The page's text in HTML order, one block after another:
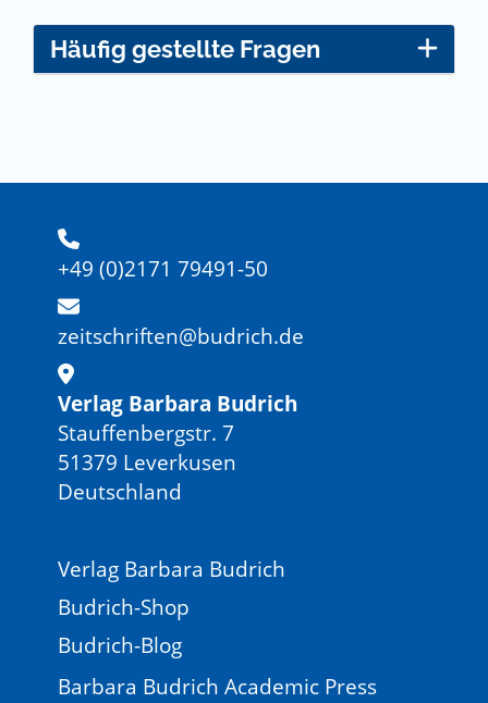
Häufig gestellte Fragen
+49 (0)2171 79491-50
zeitschriften@budrich.de
Verlag Barbara Budrich
Stauffenbergstr. 7
51379 Leverkusen
Deutschland
Verlag Barbara Budrich
Budrich-Shop
Budrich-Blog
Barbara Budrich Academic Press